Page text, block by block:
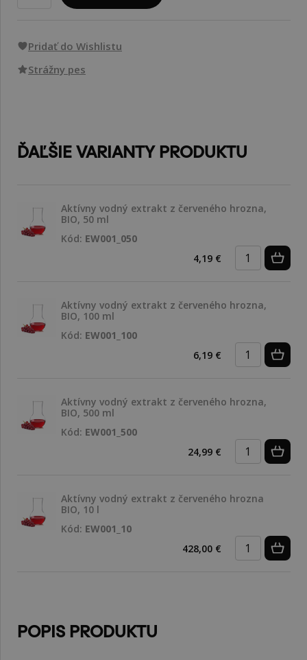
Pridať do Wishlistu
Strážny pes
ĎAĽŠIE VARIANTY PRODUKTU
Aktívny vodný extrakt z červeného hrozna,
BIO, 50 ml
Kód: EW001_050
4,19 €
Aktívny vodný extrakt z červeného hrozna,
BIO, 100 ml
Kód: EW001_100
6,19 €
Aktívny vodný extrakt z červeného hrozna,
BIO, 500 ml
Kód: EW001_500
24,99 €
Aktívny vodný extrakt z červeného hrozna
BIO, 10 l
Kód: EW001_10
428,00 €
POPIS PRODUKTU